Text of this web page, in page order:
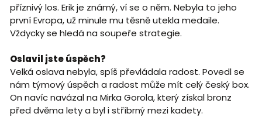
příznivý los. Erik je známý, ví se o něm. Nebyla to jeho
první Evropa, už minule mu těsně utekla medaile.
Vždycky se hledá na soupeře strategie.
Oslavil jste úspěch?
Velká oslava nebyla, spíš převládala radost. Povedl se
nám týmový úspěch a radost může mít celý český box.
On navíc navázal na Mirka Gorola, který získal bronz
před dvěma lety a byl i stříbrný mezi kadety.